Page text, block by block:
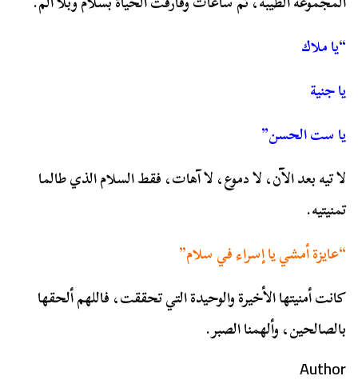
“يا ملاك
يا جنية
يا ست الحسن”
لا تيه بعد الآن، لا دموع، لا آهات، فقط السلام الذي طالما
تمنيتيه.
“عايزة أمشي يا إسراء في سلام”
كانت أمنيتها الأخيرة والوحيدة التي تحققت، فاللهم ألحقها
بالصالحين، وألهمنا الصبر.
Author